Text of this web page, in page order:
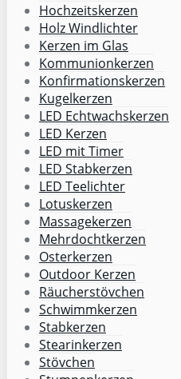
Hochzeitskerzen
Holz Windlichter
Kerzen im Glas
Kommunionkerzen
Konfirmationskerzen
Kugelkerzen
LED Echtwachskerzen
LED Kerzen
LED mit Timer
LED Stabkerzen
LED Teelichter
Lotuskerzen
Massagekerzen
Mehrdochtkerzen
Osterkerzen
Outdoor Kerzen
Räucherstövchen
Schwimmkerzen
Stabkerzen
Stearinkerzen
Stövchen